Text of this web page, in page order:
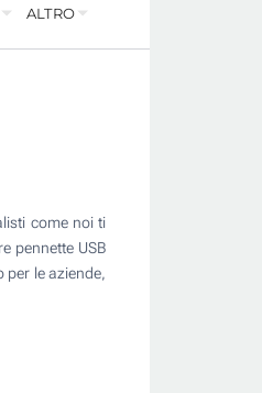
ALTRO
come noi ti
pennette USB
per le aziende,